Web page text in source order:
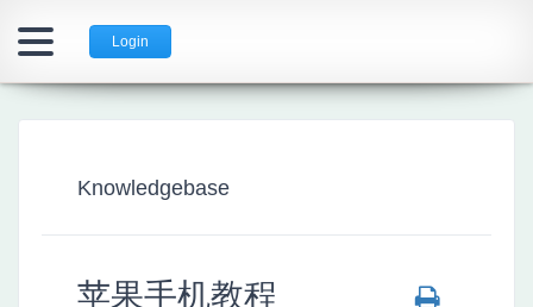
Login
Knowledgebase
苹果手机教程